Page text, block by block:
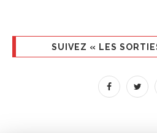
SUIVEZ « LES